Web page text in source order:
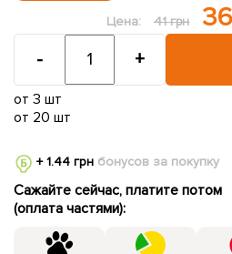
Цена: 41 грн
- +
от 3 шт
от 20 шт
+ 1.44 грнбонусов за покупку
Сажайте сейчас, платите потом
(оплата частями):